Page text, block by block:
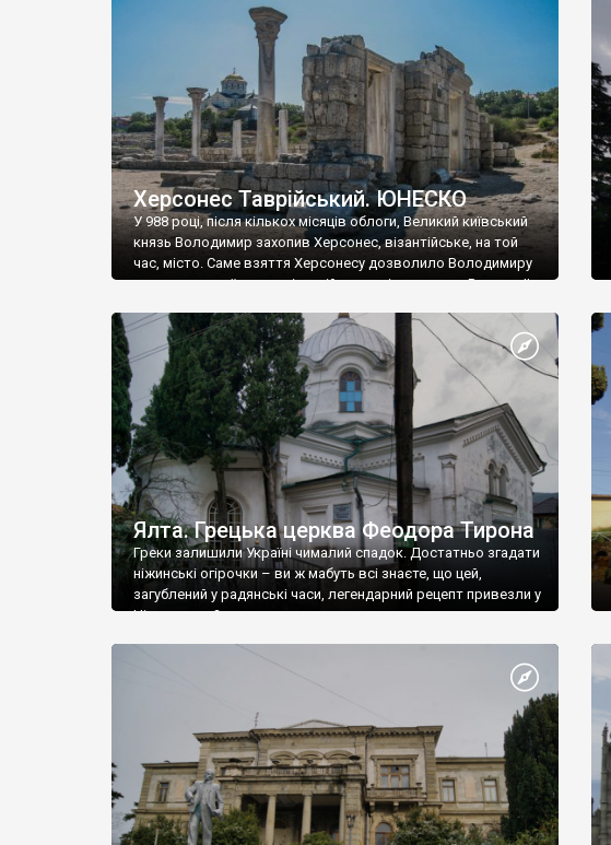
візантійської доби. Раритети викрадені з фондів об’єкту
культурної спадщини ЮНЕСКО «Херсонеса Таврійського».
Офіційно – на виставку «Золото Візантії», але експерти та
влада в Україні вважають це лише […]
Херсонес Таврійський. ЮНЕСКО
У 988 році, після кількох місяців облоги, Великий київський
князь Володимир захопив Херсонес, візантійське, на той
час, місто. Саме взяття Херсонесу дозволило Володимиру
диктувати свої умови візантійському імператору Василю ІІ,
Херсонесі Володимир-язичник, став Василем-
християнином. А потім було Хрещення Русі. На честь
Херсонесу Таврійського названо місто […]
Ялта. Грецька церква Феодора Тирона
Греки залишили Україні чималий спадок. Достатньо згадати
ніжинські огірочки – ви ж мабуть всі знаєте, що цей,
загублений у радянські часи, легендарний рецепт привезли у
Ніжин греки?